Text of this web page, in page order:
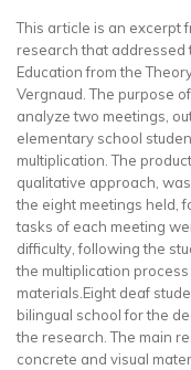
This article is an excerpt
research that addressed
Education from the
Vergnaud. The purpose
analyze two meetings,
elementary school
multiplication. The
qualitative approach,
the eight meetings held,
tasks of each meeting
difficulty, following the
the multiplication
materials.Eight deaf
bilingual school for the
the research. The main
concrete and visual